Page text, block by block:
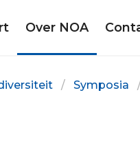
Over NOA
Symposia